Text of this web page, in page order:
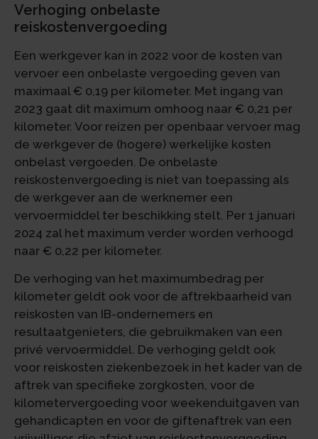
Verhoging onbelaste
reiskostenvergoeding
Een werkgever kan in 2022 voor de kosten van
vervoer een onbelaste vergoeding geven van
maximaal € 0,19 per kilometer. Met ingang van
2023 gaat dit maximum omhoog naar € 0,21 per
kilometer. Voor reizen per openbaar vervoer mag
de werkgever de (hogere) werkelijke kosten
onbelast vergoeden. De onbelaste
reiskostenvergoeding is niet van toepassing als
de werkgever aan de werknemer een
vervoermiddel ter beschikking stelt. Per 1 januari
2024 zal het maximum verder worden verhoogd
naar € 0,22 per kilometer.
De verhoging van het maximumbedrag per
kilometer geldt ook voor de aftrekbaarheid van
reiskosten van IB-ondernemers en
resultaatgenieters, die gebruikmaken van een
privé vervoermiddel. De verhoging geldt ook
voor reiskosten ziekenbezoek in het kader van de
aftrek van specifieke zorgkosten, voor de
kilometervergoeding voor weekenduitgaven van
gehandicapten en voor de giftenaftrek van een